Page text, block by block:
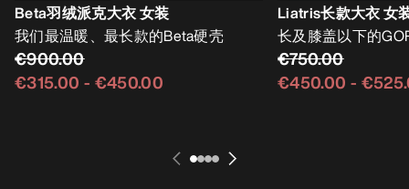
Beta羽绒派克大衣 女装
我们最温暖、最长款的Beta硬壳
€900.00
€315.00 - €450.00
Liatris长款大衣 女
长及膝盖以下的
€750.00
€450.00 -